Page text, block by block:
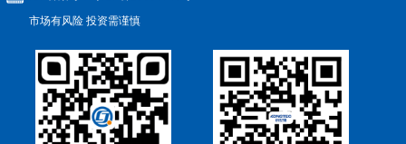
市场有风险 投资需谨慎